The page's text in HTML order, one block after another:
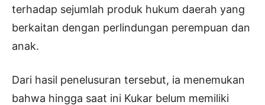
terhadap sejumlah produk hukum daerah yang
berkaitan dengan perlindungan perempuan dan
anak.
Dari hasil penelusuran tersebut, ia menemukan
bahwa hingga saat ini Kukar belum memiliki